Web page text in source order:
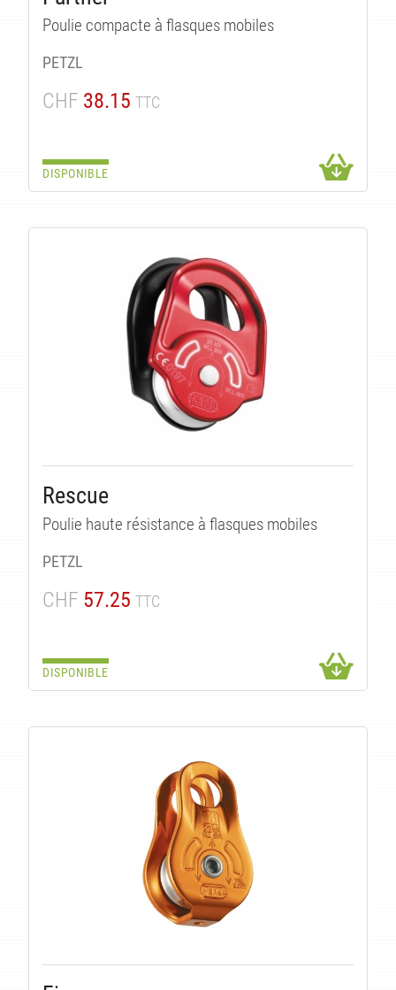
Poulie compacte à flasques mobiles
PETZL
CHF 38.15 TTC
DISPONIBLE
Rescue
Poulie haute résistance à flasques mobiles
PETZL
CHF 57.25 TTC
DISPONIBLE